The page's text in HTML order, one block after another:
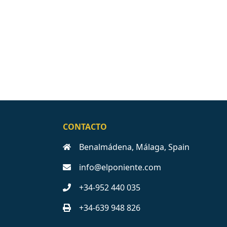
CONTACTO
Benalmádena, Málaga, Spain
info@elponiente.com
+34-952 440 035
+34-639 948 826